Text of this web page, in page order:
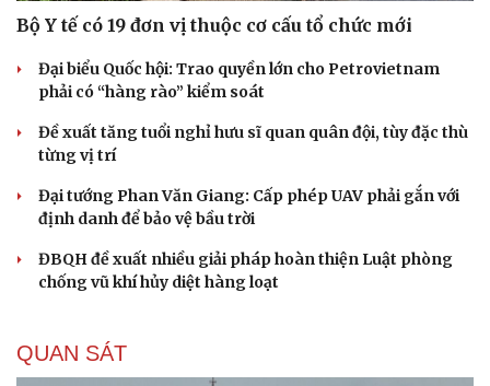
Bộ Y tế có 19 đơn vị thuộc cơ cấu tổ chức mới
Đại biểu Quốc hội: Trao quyền lớn cho Petrovietnam
phải có “hàng rào” kiểm soát
Đề xuất tăng tuổi nghỉ hưu sĩ quan quân đội, tùy đặc thù
từng vị trí
Đại tướng Phan Văn Giang: Cấp phép UAV phải gắn với
định danh để bảo vệ bầu trời
ĐBQH đề xuất nhiều giải pháp hoàn thiện Luật phòng
chống vũ khí hủy diệt hàng loạt
QUAN SÁT